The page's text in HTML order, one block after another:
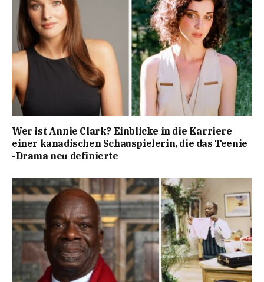
Wer ist Annie Clark? Einblicke in die Karriere
einer kanadischen Schauspielerin, die das Teenie
-Drama neu definierte